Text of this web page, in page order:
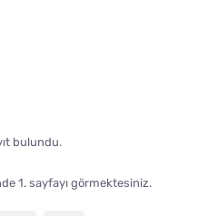
bulundu.
1. sayfayı görmektesiniz.